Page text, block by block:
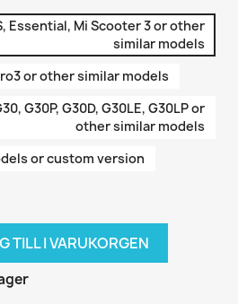
Essential, Mi Scooter 3 or other
similar models
or other similar models
G30P, G30D, G30LE, G30LP or
other similar models
or custom version
TILL I VARUKORGEN